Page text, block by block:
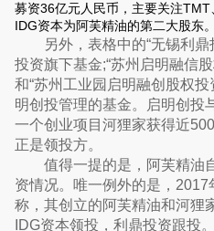
募资36亿元人民币，主要关注TMT
IDG资本为阿芙精油的第二大股东。
另外，表格中的“无锡利
投资旗下基金;“苏州启明融信
和“苏州工业园启明融创股权
明创投管理的基金。启明创投
一个创业项目河狸家获得近
正是领投方。
值得一提的是，阿芙精油
资情况。唯一例外的是，
称，其创立的阿芙精油和河狸
IDG资本领投，利鼎投资跟投